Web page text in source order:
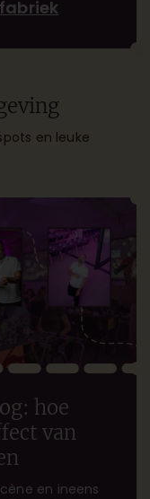
en de
diner tot
ervaring die
en leuke
hoe
van
en ineens